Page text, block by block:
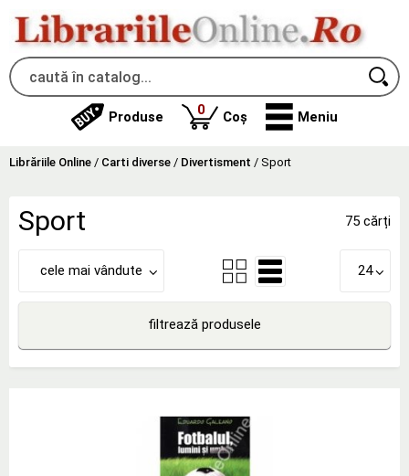
Produse 0produse
Coș Meniu
Librăriile Online / Carti diverse / Divertisment / Sport
Sport 75 cărți
cele mai vândute 24
filtrează produsele